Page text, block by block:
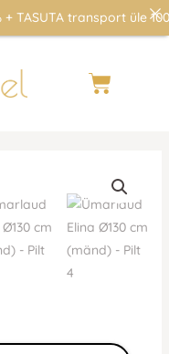
Cart
TASUTA transport üle